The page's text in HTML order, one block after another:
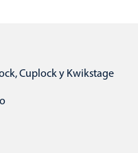
Cuplock y Kwikstage